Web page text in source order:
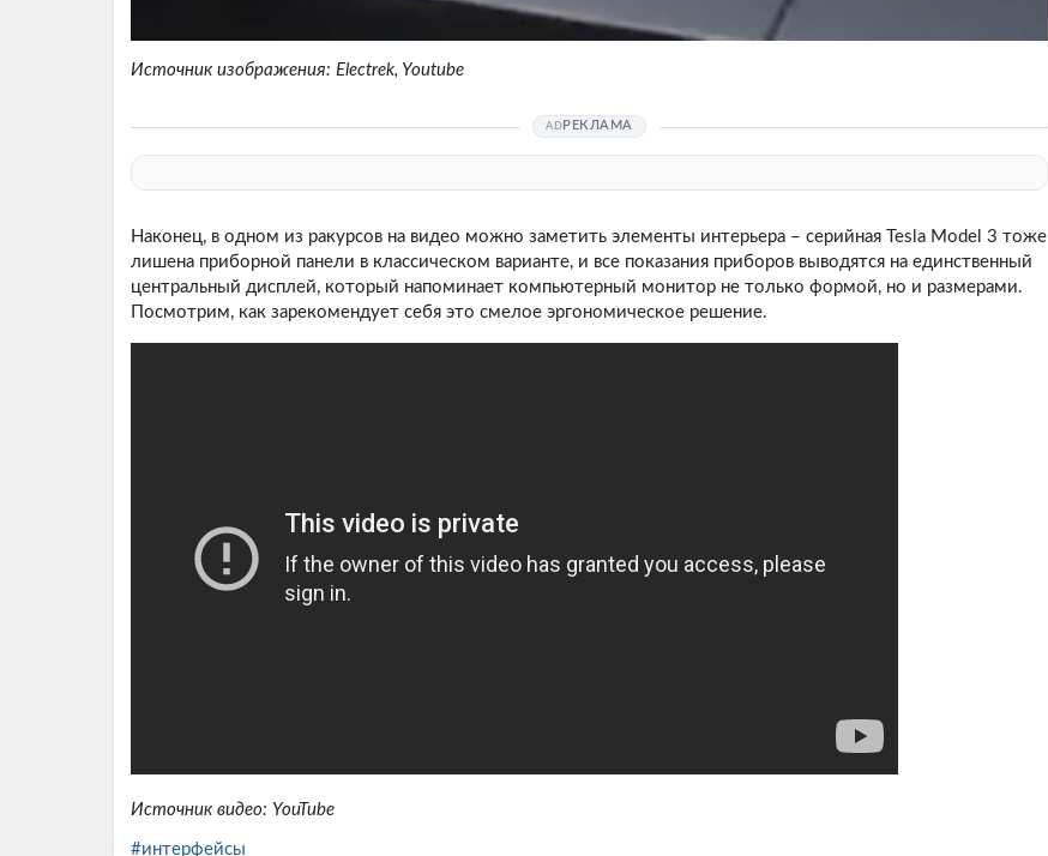
Источник изображения: Electrek, Youtube
РЕКЛАМА
Наконец, в одном из ракурсов на видео можно заметить элементы интерьера – серийная Tesla Model 3 тоже
лишена приборной панели в классическом варианте, и все показания приборов выводятся на единственный
центральный дисплей, который напоминает компьютерный монитор не только формой, но и размерами.
Посмотрим, как зарекомендует себя это смелое эргономическое решение.
Источник видео: YouTube
#интерфейсы